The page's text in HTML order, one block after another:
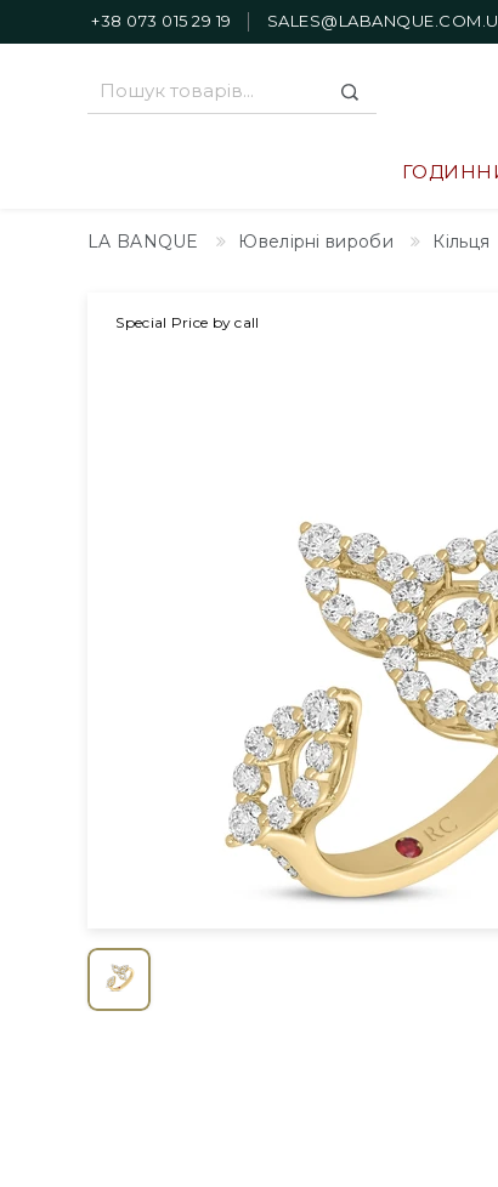
+38 073 015 29 19
LA BANQUE Ювелірні вироби Кільця
Special Price by call